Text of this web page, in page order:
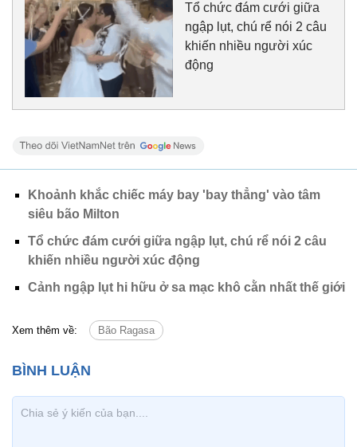
Tổ chức đám cưới giữa
ngập lụt, chú rể nói 2 câu
khiến nhiều người xúc
động
Khoảnh khắc chiếc máy bay 'bay thẳng' vào tâm
siêu bão Milton
Tổ chức đám cưới giữa ngập lụt, chú rể nói 2 câu
khiến nhiều người xúc động
Cảnh ngập lụt hi hữu ở sa mạc khô cằn nhất thế giới
Xem thêm về: Bão Ragasa